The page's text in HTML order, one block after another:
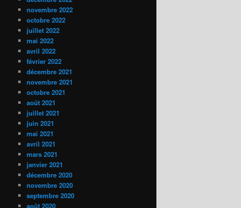
novembre 2022
octobre 2022
juillet 2022
mai 2022
avril 2022
février 2022
décembre 2021
novembre 2021
octobre 2021
août 2021
juillet 2021
juin 2021
mai 2021
avril 2021
mars 2021
janvier 2021
décembre 2020
novembre 2020
septembre 2020
août 2020